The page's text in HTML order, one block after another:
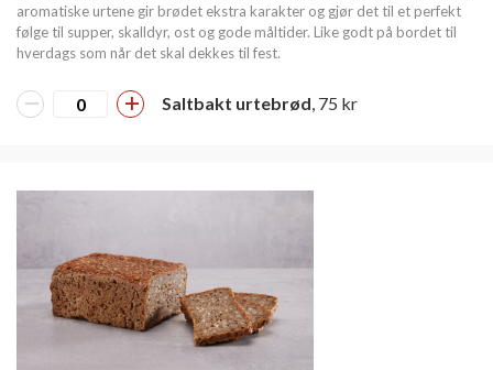
aromatiske urtene gir brødet ekstra karakter og gjør det til et perfekt
følge til supper, skalldyr, ost og gode måltider. Like godt på bordet til
hverdags som når det skal dekkes til fest.
Saltbakt urtebrød, 75 kr